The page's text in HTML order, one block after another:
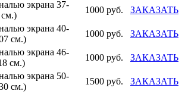
экрана 37-
1000 руб.
ЗАКАЗАТЬ
экрана 40-
см.)
1000 руб.
ЗАКАЗАТЬ
экрана 46-
см.)
1000 руб.
ЗАКАЗАТЬ
экрана 50-
см.)
1500 руб.
ЗАКАЗАТЬ